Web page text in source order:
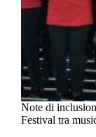
Note di
Festival tra